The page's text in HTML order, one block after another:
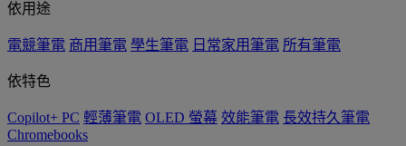
依用途
電競筆電 商用筆電 學生筆電 日常家用筆電 所有筆電
依特色
Copilot+ PC 輕薄筆電 OLED 螢幕 效能筆電 長效持久筆電
Chromebooks